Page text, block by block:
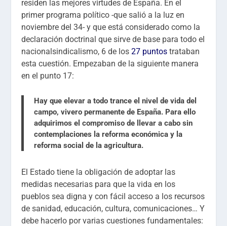
residen las mejores virtudes de España. En el
primer programa político -que salió a la luz en
noviembre del 34- y que está considerado como la
declaración doctrinal que sirve de base para todo el
nacionalsindicalismo, 6 de los27 puntos trataban
esta cuestión. Empezaban de la siguiente manera
en el punto 17:
Hay que elevar a todo trance el nivel de vida del
campo, vivero permanente de España. Para ello
adquirimos el compromiso de llevar a cabo sin
contemplaciones la reforma económica y la
reforma social de la agricultura.
El Estado tiene la obligación de adoptar las
medidas necesarias para que la vida en los
pueblos sea digna y con fácil acceso a los recursos
de sanidad, educación, cultura, comunicaciones… Y
debe hacerlo por varias cuestiones fundamentales: